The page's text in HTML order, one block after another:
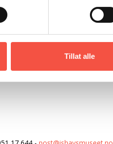
Tillat alle